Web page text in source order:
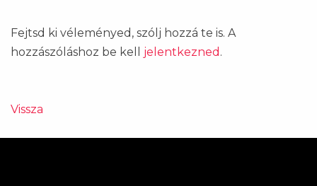
Fejtsd ki véleményed, szólj hozzá te is. A
hozzászóláshoz be kell jelentkezned .
Vissza